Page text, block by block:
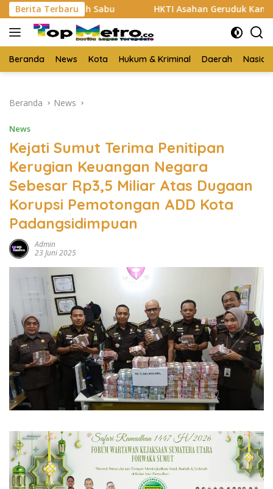
Langsung
ke
konten
Berita Terbaru
Lebih Sabu HKTI Asahan Geruduk Kantor PT BSP
Beranda News Kota Hukum & Kriminal Daerah
Beranda News
News
Kejati Sumut Terima Penitipan
Kerugian Keuangan Negara
Sebesar Rp3,5 Miliar Atas Dugaan
Korupsi Pemotongan ADD Kota
Padangsidimpuan
Admin
23 Juni 2025